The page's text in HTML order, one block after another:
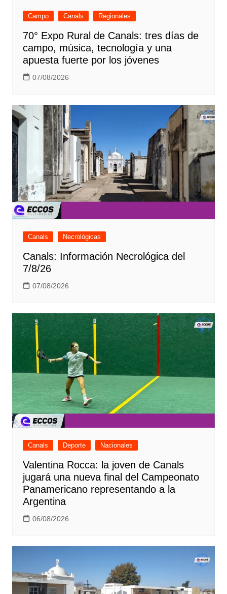
Campo Canals Regionales
70° Expo Rural de Canals: tres días de
campo, música, tecnología y una
apuesta fuerte por los jóvenes
07/08/2026
Canals Necrológicas
Canals: Información Necrológica del
7/8/26
07/08/2026
Canals Deporte Nacionales
Valentina Rocca: la joven de Canals
jugará una nueva final del Campeonato
Panamericano representando a la
Argentina
06/08/2026